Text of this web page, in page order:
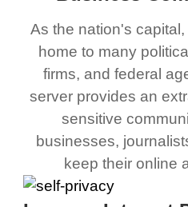
As the nation's
home to many
firms, and federal
server provides an
sensitive
businesses,
keep their online